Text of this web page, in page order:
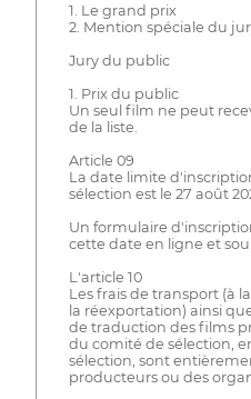
1. Le grand prix
2. Mention spéciale du
Jury du public
1. Prix du public
Un seul film ne peut
de la liste.
Article 09
La date limite
sélection est le 27 août
Un formulaire
cette date en ligne et
L'article 10
Les frais de transport (à
la réexportation) ainsi
de traduction des films
du comité de sélection,
sélection, sont
producteurs ou des